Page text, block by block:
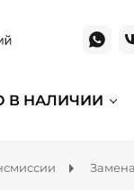
В НАЛИЧИИ